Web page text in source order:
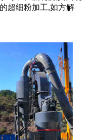
超细粉加工,如方解